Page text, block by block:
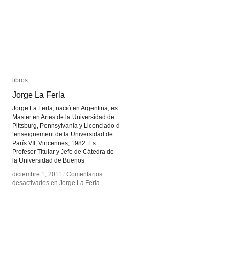
libros
Jorge La Ferla
Jorge La Ferla, nació en Argentina, es
Master en Artes de la Universidad de
Pittsburg, Pennsylvania y Licenciado d
‘enseignement de la Universidad de
París VII, Vincennes, 1982. Es
Profesor Titular y Jefe de Cátedra de
la Universidad de Buenos
diciembre 1, 2011 / Comentarios
desactivados en Jorge La Ferla
libros
Jorge La Ferla
diciembre 1, 2011 / Comentarios
desactivados en Jorge La Ferla